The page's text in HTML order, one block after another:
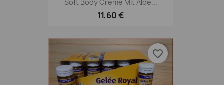
Soft Body Creme Mit Aloe...
11,60 €
favorite_border